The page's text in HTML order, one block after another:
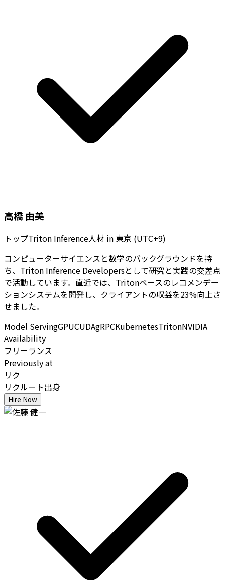
高橋 由美
トップTriton Inference人材 in 東京 (UTC+9)
コンピューターサイエンスと数学のバックグラウンドを持
ち、Triton Inference Developersとして研究と実践の交差点
で活動しています。直近では、Tritonベースのレコメンデー
ションシステムを開発し、クライアントの収益を23%向上さ
せました。
Model ServingGPUCUDAgRPCKubernetesTritonNVIDIA
Availability
フリーランス
Previously at
リク
リクルート出身
Hire Now